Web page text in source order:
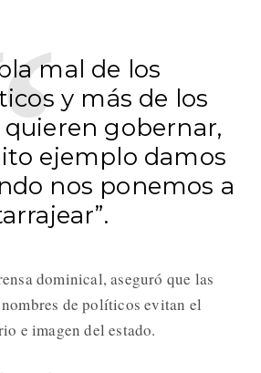
mal de los
y más de los
quieren gobernar,
ejemplo damos
nos ponemos a
dominical, aseguró que las
de políticos evitan el
e imagen del estado.